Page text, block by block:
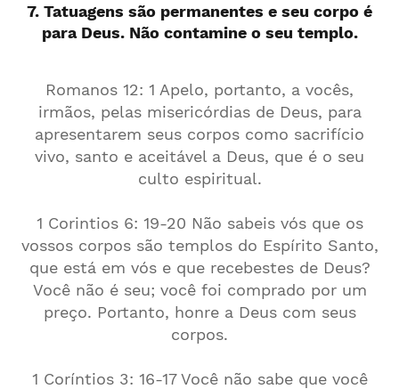
7. Tatuagens são permanentes e seu corpo é
para Deus. Não contamine o seu templo.
Romanos 12: 1 Apelo, portanto, a vocês,
irmãos, pelas misericórdias de Deus, para
apresentarem seus corpos como sacrifício
vivo, santo e aceitável a Deus, que é o seu
culto espiritual.
1 Corintios 6: 19-20 Não sabeis vós que os
vossos corpos são templos do Espírito Santo,
que está em vós e que recebestes de Deus?
Você não é seu; você foi comprado por um
preço. Portanto, honre a Deus com seus
corpos.
1 Coríntios 3: 16-17 Você não sabe que você